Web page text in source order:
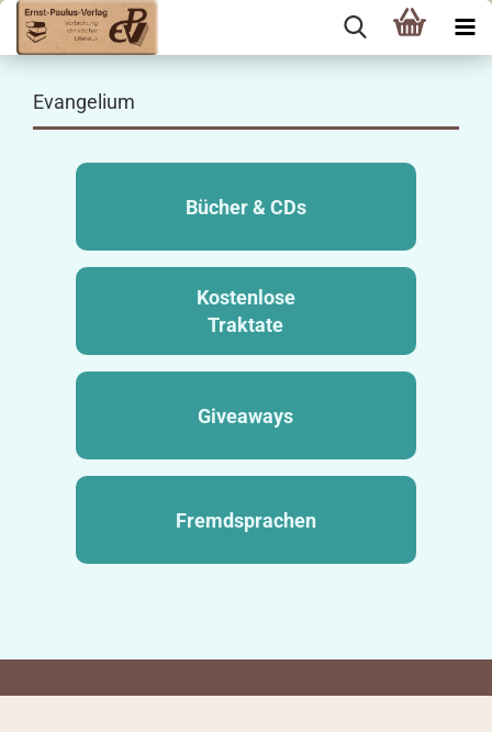
Evangelium
Bücher & CDs
Kostenlose
Traktate
Giveaways
Fremdsprachen